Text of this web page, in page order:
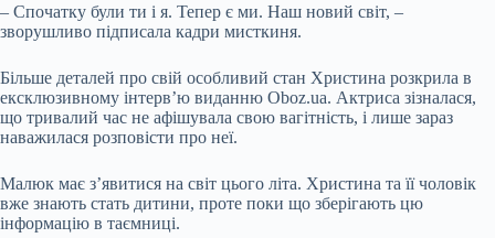
– Спочатку були ти і я. Тепер є ми. Наш новий світ, –
зворушливо підписала кадри мисткиня.
Більше деталей про свій особливий стан Христина розкрила в
ексклюзивному інтерв’ю виданню Oboz.ua. Актриса зізналася,
що тривалий час не афішувала свою вагітність, і лише зараз
наважилася розповісти про неї.
Малюк має з’явитися на світ цього літа. Христина та її чоловік
вже знають стать дитини, проте поки що зберігають цю
інформацію в таємниці.